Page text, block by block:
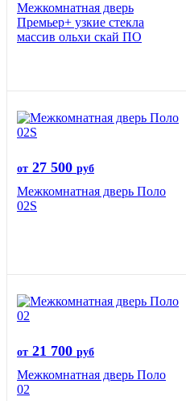
Межкомнатная дверь
Премьер+ узкие стекла
массив ольхи скай ПО
от 27 500 руб
Межкомнатная дверь Поло
02S
от 21 700 руб
Межкомнатная дверь Поло
02